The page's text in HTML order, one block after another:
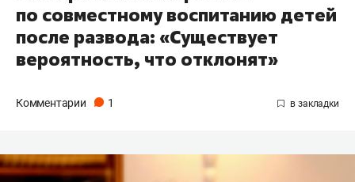
по совместному воспитанию детей
после развода: «Существует
вероятность, что отклонят»
Комментарии 1